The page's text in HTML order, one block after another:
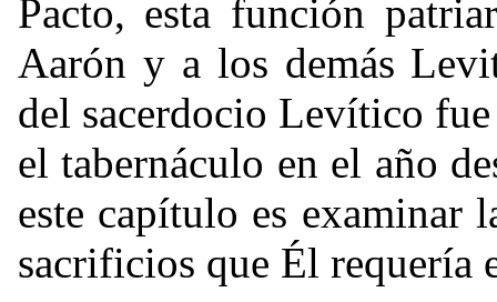
Pacto, esta función
Aarón y a los demás
del sacerdocio Levítico
el tabernáculo en el año
este capítulo es examinar
sacrificios que Él requería